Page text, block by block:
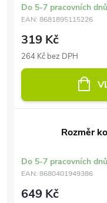
Do 5-7 pracovních
EAN: 8681895115226
319 Kč
264 Kč bez DPH
Rozměr
Do 5-7 pracovních
EAN: 8680401949386
649 Kč